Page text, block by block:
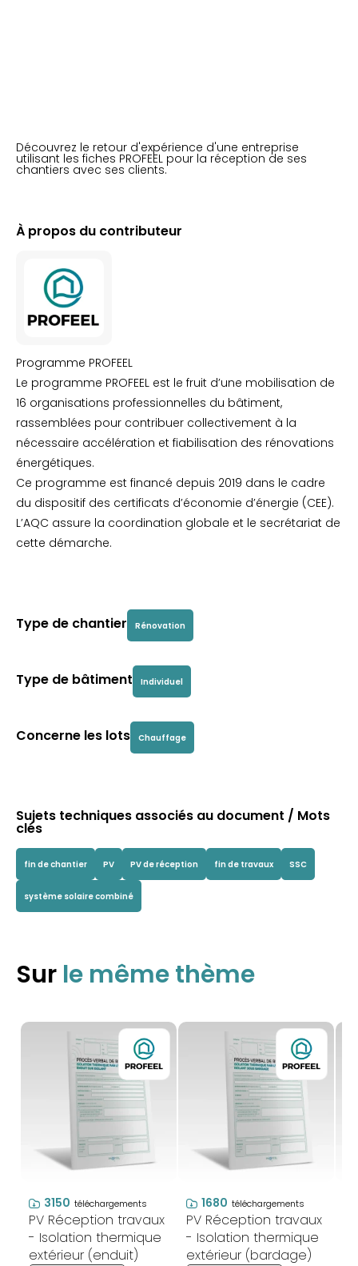
Découvrez le retour d'expérience d'une entreprise
utilisant les fiches PROFEEL pour la réception de ses
chantiers avec ses clients.
À propos du contributeur
Programme PROFEEL
Le programme PROFEEL est le fruit d’une mobilisation de
16 organisations professionnelles du bâtiment,
rassemblées pour contribuer collectivement à la
nécessaire accélération et fiabilisation des rénovations
énergétiques.
Ce programme est financé depuis 2019 dans le cadre
du dispositif des certificats d’économie d’énergie (CEE).
L’AQC assure la coordination globale et le secrétariat de
cette démarche.
Type de chantier Rénovation
Type de bâtiment Individuel
Concerne les lots Chauffage
Sujets techniques associés au document / Mots
clés
fin de chantier PV PV de réception fin de travaux SSC
système solaire combiné
Sur le même thème
3150 téléchargements
PV Réception travaux
- Isolation thermique
extérieur (enduit)
1680 téléchargements
PV Réception travaux
- Isolation thermique
extérieur (bardage)